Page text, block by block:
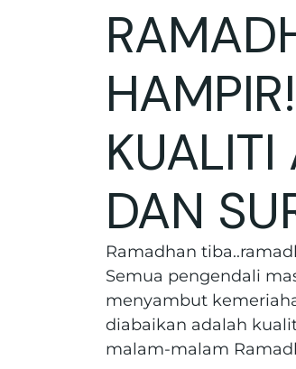
DAN
Ramadhan
Semua pengendali
menyambut
diabaikan adalah
malam-malam